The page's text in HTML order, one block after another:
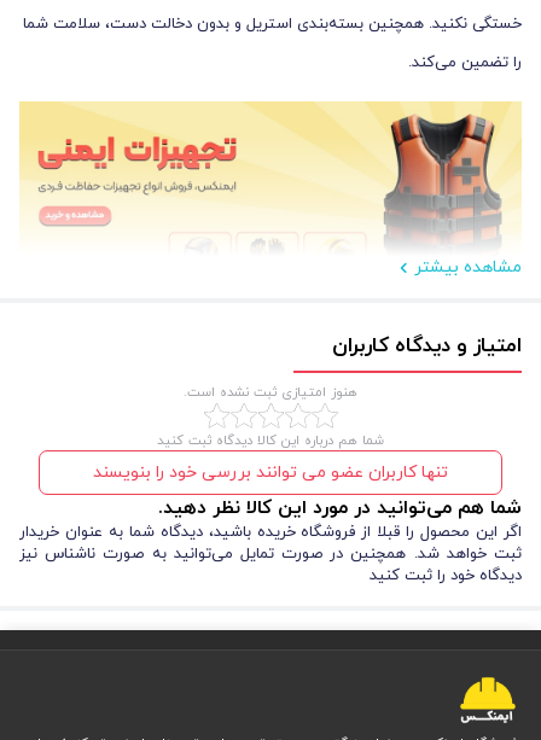
خستگی نکنید. همچنین بسته‌بندی استریل و بدون دخالت دست، سلامت شما
را تضمین می‌کند.
مزایا و معایب ماسک FFP2 (N95) سوپاپ دار NTP-320V
استفاده از این ماسک می‌تواند بسیاری از نیازهای شما در محیط‌های صنعتی را
برطرف کند، اما شناخت نقاط قوت و محدودیت‌های آن به انتخاب بهتر کمک
مزایا:
فیلتراسیون 95% مطابق استاندارد FFP2 و مشابه ماسک N95
وجود سوپاپ سیلیکونی برای تنفس راحت‌تر
طراحی تاشو و سبک با قابلیت استفاده طولانی مدت
تولید و بسته‌بندی کاملاً بهداشتی و اتوماتیک
به دلیل وجود سوپاپ، برای محیط‌های پزشکی و جلوگیری از انتقال
ویروس‌ها مناسب نیست
مشاهده بیشتر
امتیاز و دیدگاه کاربران
هنوز امتیازی ثبت نشده است.
شما هم درباره این کالا دیدگاه ثبت کنید
تنها کاربران عضو می توانند بررسی خود را بنویسند
شما هم می‌توانید در مورد این کالا نظر دهید.
اگر این محصول را قبلا از فروشگاه خریده باشید، دیدگاه شما به عنوان خریدار
ثبت خواهد شد. همچنین در صورت تمایل می‌توانید به صورت ناشناس نیز
دیدگاه خود را ثبت کنید